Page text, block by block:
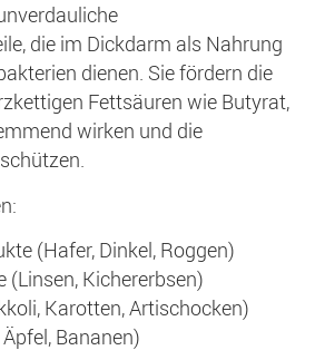
die im Dickdarm als Nahrung
dienen. Sie fördern die
Fettsäuren wie Butyrat,
wirken und die
(Hafer, Dinkel, Roggen)
(Linsen, Kichererbsen)
Karotten, Artischocken)
Bananen)